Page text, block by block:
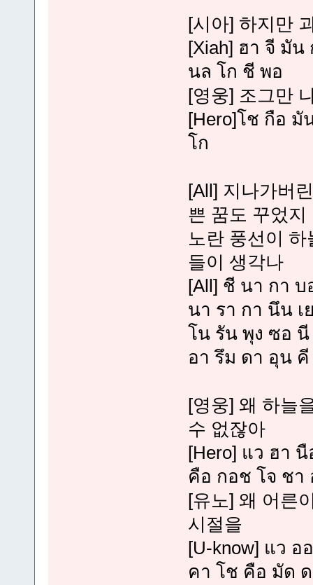
[시아] 하지만
[Xiah] ฮา จี มั
นล โก ชี พอ
[영웅] 조그만
[Hero]โช กือ มั
โก
[All] 지나가버
쁜 꿈도 꾸었지
노란 풍선이
들이 생각나
[All] ชี นา กา
นา รา กา นึน
โน รัน พุง ซอ
อา รึม ดา อุน
[영웅] 왜 하늘
수 없잖아
[Hero] แว ฮา
คือ กอช โจ ชา
[유노] 왜 어른
시절을
[U-know] แว อ
คา โช คือ มัด